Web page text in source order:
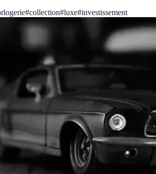
#collection#luxe#investissement